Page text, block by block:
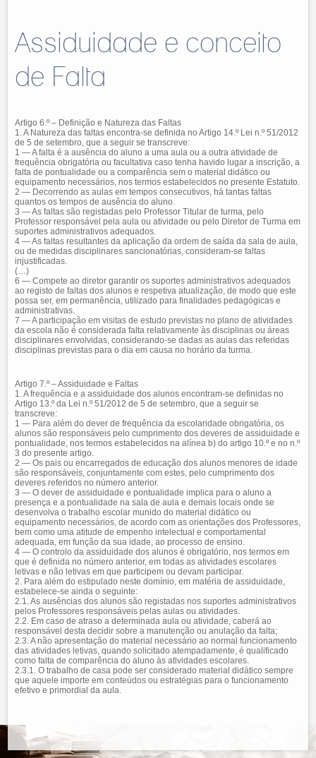
Assiduidade e conceito
de Falta
Artigo 6.º – Definição e Natureza das Faltas
1. A Natureza das faltas encontra-se definida no Artigo 14.º Lei n.º 51/2012
de 5 de setembro, que a seguir se transcreve:
1 — A falta é a ausência do aluno a uma aula ou a outra atividade de
frequência obrigatória ou facultativa caso tenha havido lugar a inscrição, a
falta de pontualidade ou a comparência sem o material didático ou
equipamento necessários, nos termos estabelecidos no presente Estatuto.
2 — Decorrendo as aulas em tempos consecutivos, há tantas faltas
quantos os tempos de ausência do aluno.
3 — As faltas são registadas pelo Professor Titular de turma, pelo
Professor responsável pela aula ou atividade ou pelo Diretor de Turma em
suportes administrativos adequados.
4 — As faltas resultantes da aplicação da ordem de saída da sala de aula,
ou de medidas disciplinares sancionatórias, consideram-se faltas
injustificadas.
(…)
6 — Compete ao diretor garantir os suportes administrativos adequados
ao registo de faltas dos alunos e respetiva atualização, de modo que este
possa ser, em permanência, utilizado para finalidades pedagógicas e
administrativas.
7 — A participação em visitas de estudo previstas no plano de atividades
da escola não é considerada falta relativamente às disciplinas ou áreas
disciplinares envolvidas, considerando-se dadas as aulas das referidas
disciplinas previstas para o dia em causa no horário da turma.
Artigo 7.º – Assiduidade e Faltas
1. A frequência e a assiduidade dos alunos encontram-se definidas no
Artigo 13.º da Lei n.º 51/2012 de 5 de setembro, que a seguir se
transcreve:
1 — Para além do dever de frequência da escolaridade obrigatória, os
alunos são responsáveis pelo cumprimento dos deveres de assiduidade e
pontualidade, nos termos estabelecidos na alínea b) do artigo 10.º e no n.º
3 do presente artigo.
2 — Os pais ou encarregados de educação dos alunos menores de idade
são responsáveis, conjuntamente com estes, pelo cumprimento dos
deveres referidos no número anterior.
3 — O dever de assiduidade e pontualidade implica para o aluno a
presença e a pontualidade na sala de aula e demais locais onde se
desenvolva o trabalho escolar munido do material didático ou
equipamento necessários, de acordo com as orientações dos Professores,
bem como uma atitude de empenho intelectual e comportamental
adequada, em função da sua idade, ao processo de ensino.
4 — O controlo da assiduidade dos alunos é obrigatório, nos termos em
que é definida no número anterior, em todas as atividades escolares
letivas e não letivas em que participem ou devam participar.
2. Para além do estipulado neste domínio, em matéria de assiduidade,
estabelece-se ainda o seguinte:
2.1. As ausências dos alunos são registadas nos suportes administrativos
pelos Professores responsáveis pelas aulas ou atividades.
2.2. Em caso de atraso a determinada aula ou atividade, caberá ao
responsável desta decidir sobre a manutenção ou anulação da falta;
2.3. A não apresentação do material necessário ao normal funcionamento
das atividades letivas, quando solicitado atempadamente, é qualificado
como falta de comparência do aluno às atividades escolares.
2.3.1. O trabalho de casa pode ser considerado material didático sempre
que aquele importe em conteúdos ou estratégias para o funcionamento
efetivo e primordial da aula.